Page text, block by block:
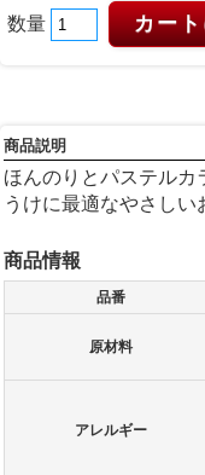
数量
商品説明
ほんのりとパステル
うけに最適なやさしい
商品情報
品番
原材料
アレルギー